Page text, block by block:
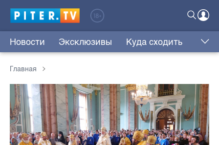
Новости Эксклюзивы Куда сходить
Главная